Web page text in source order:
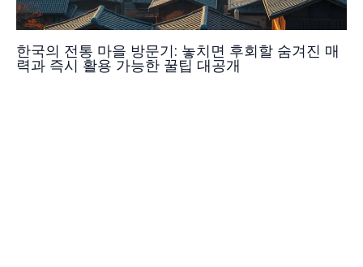
한국의 전통 마을 방문기: 놓치면 후회할 숨겨진 매
력과 즉시 활용 가능한 꿀팁 대공개